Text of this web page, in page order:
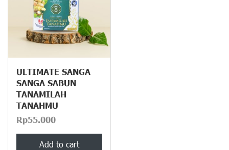
ULTIMATE SANGA
SANGA SABUN
TANAMILAH
TANAHMU
Rp55.000
Add to cart